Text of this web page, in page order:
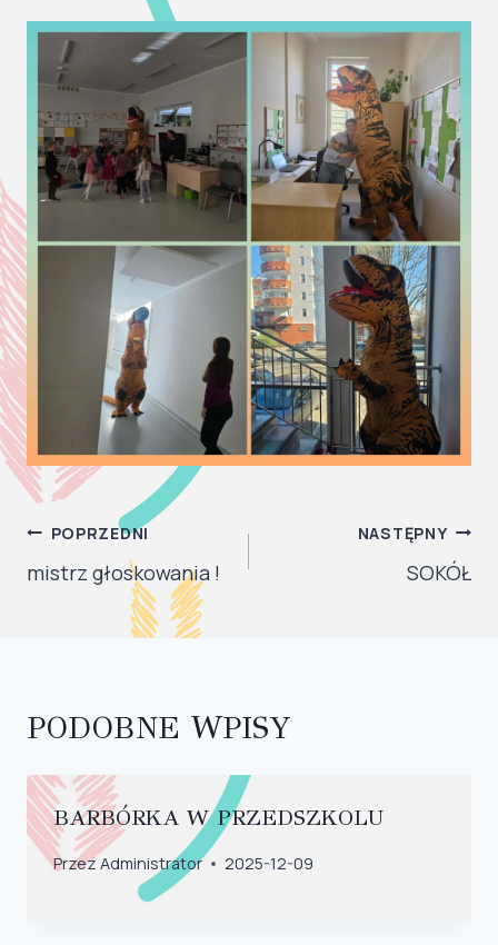
NAWIGACJA
WPISU
POPRZEDNI
mistrz głoskowania !
NASTĘPNY
SOKÓŁ
PODOBNE WPISY
BARBÓRKA W PRZEDSZKOLU
PrzezAdministrator 2025-12-09